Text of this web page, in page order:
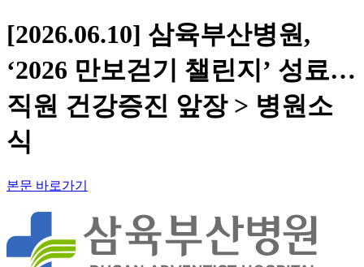
[2026.06.10] 삼육부산병원,
‘2026 만보걷기 챌린지’ 성료…
직원 건강증진 앞장 > 병원소
식
본문 바로가기